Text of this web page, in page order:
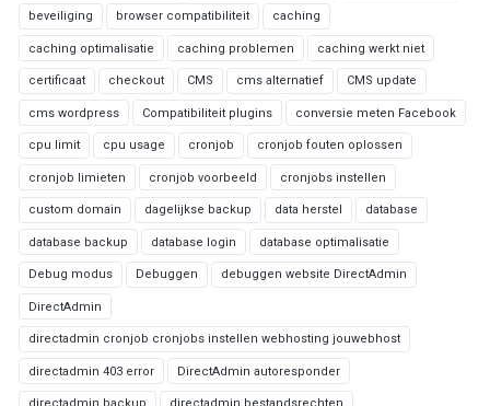
beveiliging browser compatibiliteit caching
caching optimalisatie caching problemen caching werkt niet
certificaat checkout CMS cms alternatief CMS update
cms wordpress Compatibiliteit plugins conversie meten Facebook
cpu limit cpu usage cronjob cronjob fouten oplossen
cronjob limieten cronjob voorbeeld cronjobs instellen
custom domain dagelijkse backup data herstel database
database backup database login database optimalisatie
Debug modus Debuggen debuggen website DirectAdmin
DirectAdmin
directadmin cronjob cronjobs instellen webhosting jouwebhost
directadmin 403 error DirectAdmin autoresponder